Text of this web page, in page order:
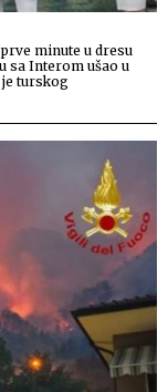
minute u dresu
sa Interom ušao u
turskog